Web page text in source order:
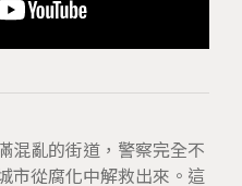
混亂的街道，警察完全不
市從腐化中解救出來。這